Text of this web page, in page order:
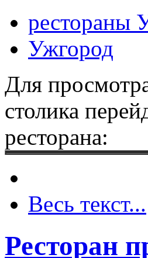
рестораны
Ужгород
Для
столика
ресторана:
Весь текст...
Ресторан